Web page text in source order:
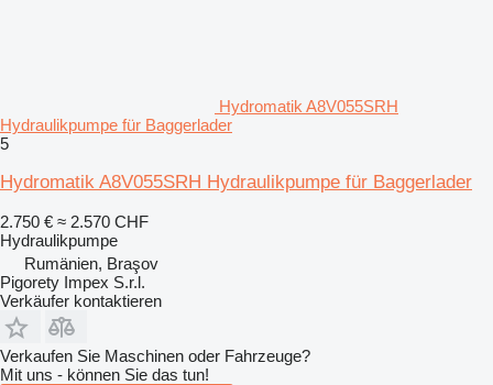
Hydromatik A8V055SRH
Hydraulikpumpe für Baggerlader
5
Hydromatik A8V055SRH Hydraulikpumpe für Baggerlader
2.750 € ≈ 2.570 CHF
Hydraulikpumpe
Rumänien, Braşov
Pigorety Impex S.r.l.
Verkäufer kontaktieren
Verkaufen Sie Maschinen oder Fahrzeuge?
Mit uns - können Sie das tun!